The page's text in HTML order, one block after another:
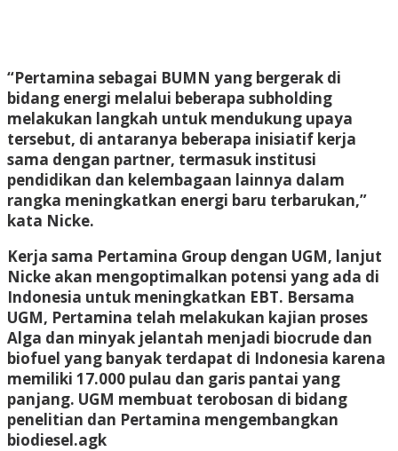
“Pertamina sebagai BUMN yang bergerak di
bidang energi melalui beberapa subholding
melakukan langkah untuk mendukung upaya
tersebut, di antaranya beberapa inisiatif kerja
sama dengan partner, termasuk institusi
pendidikan dan kelembagaan lainnya dalam
rangka meningkatkan energi baru terbarukan,”
kata Nicke.
Kerja sama Pertamina Group dengan UGM, lanjut
Nicke akan mengoptimalkan potensi yang ada di
Indonesia untuk meningkatkan EBT. Bersama
UGM, Pertamina telah melakukan kajian proses
Alga dan minyak jelantah menjadi biocrude dan
biofuel yang banyak terdapat di Indonesia karena
memiliki 17.000 pulau dan garis pantai yang
panjang. UGM membuat terobosan di bidang
penelitian dan Pertamina mengembangkan
biodiesel.agk